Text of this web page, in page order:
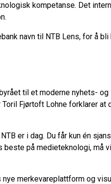
kompetanse. Det
navn til NTB Lens, for å bli
til et moderne nyhets- og
Fjørtoft Lohne forklarer at
er i dag. Du får kun én
beste på medieteknologi, må
merkevareplattform og